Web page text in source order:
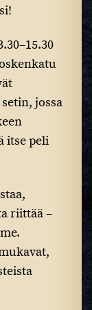
jossa
itse peli
riittää –